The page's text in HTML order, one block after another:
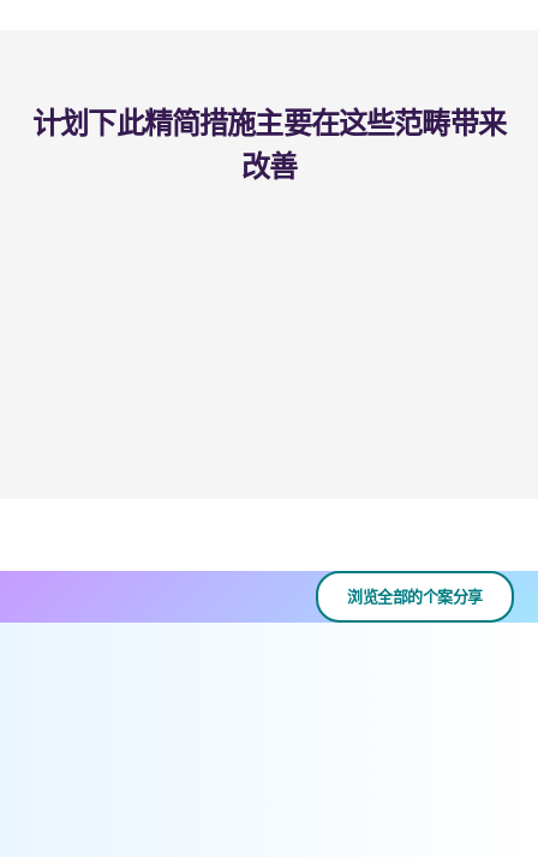
计划下此精简措施主要在这些范畴带来
改善
浏览全部的个案分享